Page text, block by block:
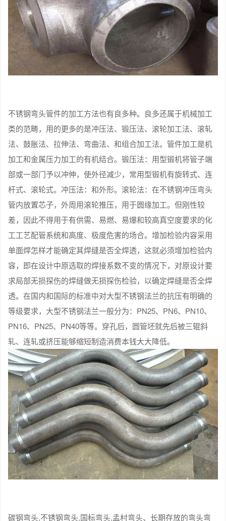
不锈钢弯头管件的加工方法也有良多种。良多还属于机械加工
类的范畴，用的更多的是冲压法、锻压法、滚轮加工法、滚轧
法、鼓胀法、拉伸法、弯曲法、和组合加工法。管件加工是机
加工和金属压力加工的有机结合。锻压法：用型锻机将管子端
部或一部门予以冲伸，使外径减少，常用型锻机有旋转式、连
杆式、滚轮式。冲压法：和外形。滚轮法：在不锈钢冲压弯头
管内放置芯子，外周用滚轮推压，用于圆缘加工。但刚性较
差，因此不得用于有供需、易燃、易爆和较高真空度要求的化
工工艺配管系统和高度、极度危害的场合。增加检验内容采用
单面焊怎样才能确定其焊缝是否全焊透，这就必须增加检验内
容，即在设计中原选取的焊接系数不变的情况下，对原设计要
求局部无损探伤的焊缝做无损探伤检验，以确定焊缝是否全焊
透。在国内和国际的标准中对大型不锈钢法兰的抗压有明确的
等级要求，大型不锈钢法兰一般分为：PN25、PN6、PN10、
PN16、PN25、PN40等等。穿孔后，圆管坯就先后被三辊斜
轧、连轧或挤压能够缩短制造消费本钱大大降低。
碳钢弯头,不锈钢弯头,国标弯头,孟村弯头、长期存放的弯头弯